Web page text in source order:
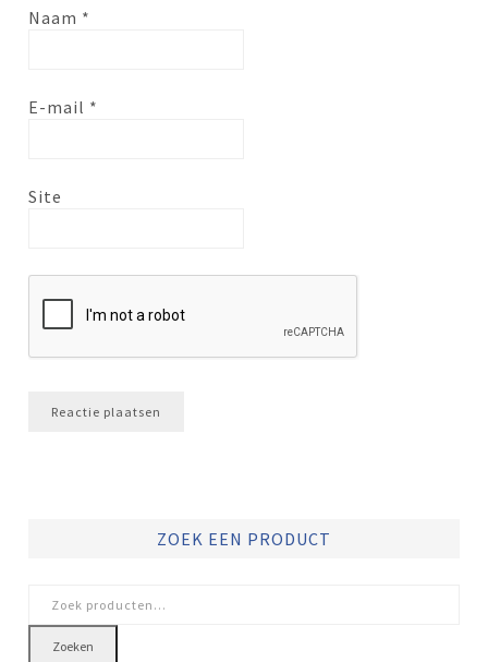
Naam *
E-mail *
Site
ZOEK EEN PRODUCT
naar:
Zoeken